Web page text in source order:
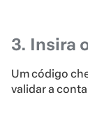
3. Insira
Um código
validar a